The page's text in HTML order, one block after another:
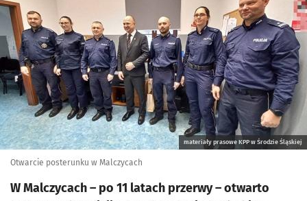
Kliknij, aby powiększyć
materiały prasowe KPP w Środzie Śląskiej
Otwarcie posterunku w Malczycach
W Malczycach – po 11 latach przerwy – otwarto